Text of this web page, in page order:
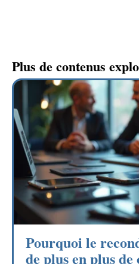
Plus de contenus
Pourquoi le
de plus en plus